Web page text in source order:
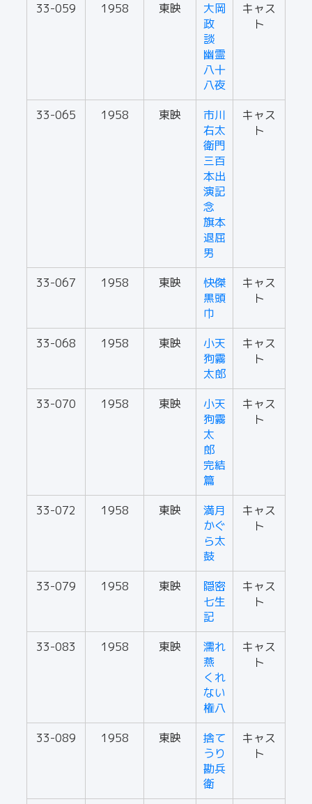
33-059
1958 東映
大岡
政
談
幽霊
八十
八夜
キャス
ト
33-065 1958 東映
市川
右太
衛門
三百
本出
演記
念
旗本
退屈
男
キャス
ト
33-067 1958 東映
快傑
黒頭
巾
キャス
ト
33-068 1958 東映
小天
狗霧
太郎
キャス
ト
33-070 1958 東映
小天
狗霧
太
郎
完結
篇
キャス
ト
33-072 1958 東映
満月
かぐ
ら太
鼓
キャス
ト
33-079 1958 東映
隠密
七生
記
キャス
ト
33-083 1958 東映
濡れ
燕
くれ
ない
権八
キャス
ト
33-089 1958 東映
捨て
うり
勘兵
衛
キャス
ト